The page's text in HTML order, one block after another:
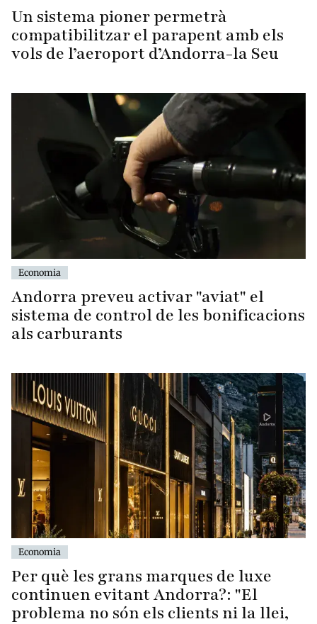
Un sistema pioner permetrà
compatibilitzar el parapent amb els
vols de l’aeroport d’Andorra-la Seu
Economia
Andorra preveu activar "aviat" el
sistema de control de les bonificacions
als carburants
Economia
Per què les grans marques de luxe
continuen evitant Andorra?: "El
problema no són els clients ni la llei,